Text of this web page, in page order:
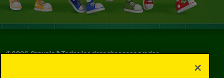
©2026Crayola® Todos los derechos reservados.